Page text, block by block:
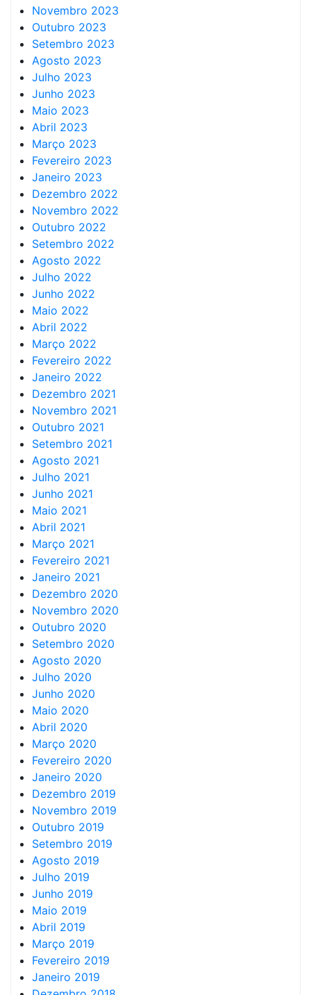
Novembro 2023
Outubro 2023
Setembro 2023
Agosto 2023
Julho 2023
Junho 2023
Maio 2023
Abril 2023
Março 2023
Fevereiro 2023
Janeiro 2023
Dezembro 2022
Novembro 2022
Outubro 2022
Setembro 2022
Agosto 2022
Julho 2022
Junho 2022
Maio 2022
Abril 2022
Março 2022
Fevereiro 2022
Janeiro 2022
Dezembro 2021
Novembro 2021
Outubro 2021
Setembro 2021
Agosto 2021
Julho 2021
Junho 2021
Maio 2021
Abril 2021
Março 2021
Fevereiro 2021
Janeiro 2021
Dezembro 2020
Novembro 2020
Outubro 2020
Setembro 2020
Agosto 2020
Julho 2020
Junho 2020
Maio 2020
Abril 2020
Março 2020
Fevereiro 2020
Janeiro 2020
Dezembro 2019
Novembro 2019
Outubro 2019
Setembro 2019
Agosto 2019
Julho 2019
Junho 2019
Maio 2019
Abril 2019
Março 2019
Fevereiro 2019
Janeiro 2019